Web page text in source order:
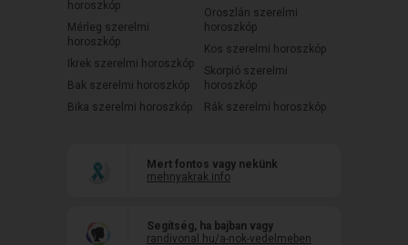
horoszkóp
Mérleg szerelmi
horoszkóp
Ikrek szerelmi horoszkóp
Bak szerelmi horoszkóp
Bika szerelmi horoszkóp
Oroszlán szerelmi
horoszkóp
Kos szerelmi horoszkóp
Skorpió szerelmi
horoszkóp
Rák szerelmi horoszkóp
Mert fontos vagy nekünk
mehnyakrak.info
Segítség, ha bajban vagy
randivonal.hu/a-nok-vedelmeben